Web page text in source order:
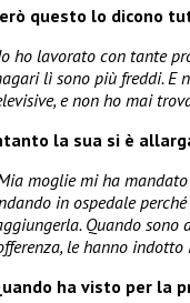
questo lo dicono
ho lavorato con tante
lì sono più freddi. E
e non ho mai
la sua si è
moglie mi ha
in ospedale
Quando sono
le hanno
ha visto per la